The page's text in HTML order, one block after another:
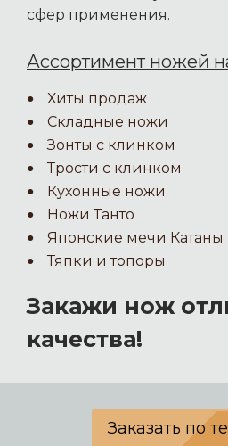
сфер применения.
Ассортимент ножей
Хиты продаж
Складные ножи
Зонты с клинком
Трости с клинком
Кухонные ножи
Ножи Танто
Японские мечи Катаны
Тяпки и топоры
Закажи нож
качества!
Заказать по